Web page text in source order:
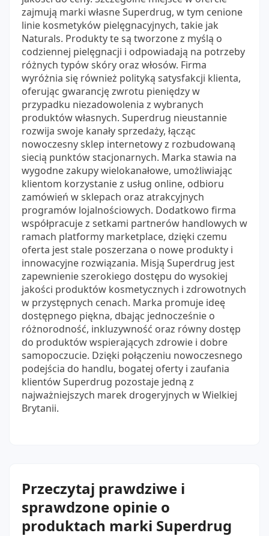
zajmują marki własne Superdrug, w tym cenione
linie kosmetyków pielęgnacyjnych, takie jak
Naturals. Produkty te są tworzone z myślą o
codziennej pielęgnacji i odpowiadają na potrzeby
różnych typów skóry oraz włosów. Firma
wyróżnia się również polityką satysfakcji klienta,
oferując gwarancję zwrotu pieniędzy w
przypadku niezadowolenia z wybranych
produktów własnych. Superdrug nieustannie
rozwija swoje kanały sprzedaży, łącząc
nowoczesny sklep internetowy z rozbudowaną
siecią punktów stacjonarnych. Marka stawia na
wygodne zakupy wielokanałowe, umożliwiając
klientom korzystanie z usług online, odbioru
zamówień w sklepach oraz atrakcyjnych
programów lojalnościowych. Dodatkowo firma
współpracuje z setkami partnerów handlowych w
ramach platformy marketplace, dzięki czemu
oferta jest stale poszerzana o nowe produkty i
innowacyjne rozwiązania. Misją Superdrug jest
zapewnienie szerokiego dostępu do wysokiej
jakości produktów kosmetycznych i zdrowotnych
w przystępnych cenach. Marka promuje ideę
dostępnego piękna, dbając jednocześnie o
różnorodność, inkluzywność oraz równy dostęp
do produktów wspierających zdrowie i dobre
samopoczucie. Dzięki połączeniu nowoczesnego
podejścia do handlu, bogatej oferty i zaufania
klientów Superdrug pozostaje jedną z
najważniejszych marek drogeryjnych w Wielkiej
Brytanii.
Przeczytaj prawdziwe i
sprawdzone opinie o
produktach marki Superdrug